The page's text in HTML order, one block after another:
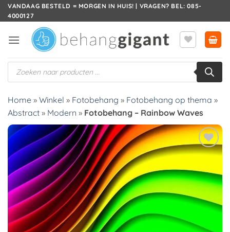
Ga
naar
VANDAAG BESTELD = MORGEN IN HUIS! | VRAGEN? BEL: 085-
4000127
Producten
zoeken
Home » Winkel » Fotobehang » Fotobehang op thema »
Abstract » Modern » Fotobehang – Rainbow Waves
Toevoegen
verlanglijst